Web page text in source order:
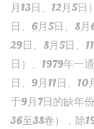
月13日、12月5日
日、6月5日、8月
29日、8月5日、
日）、1979年一
日、9月11日、10
于9月7日的缺年
36至38卷），除